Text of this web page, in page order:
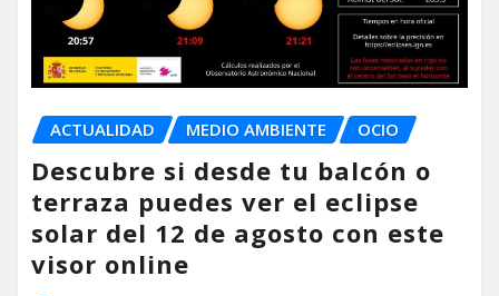
ACTUALIDAD MEDIO AMBIENTE OCIO
Descubre si desde tu balcón o
terraza puedes ver el eclipse
solar del 12 de agosto con este
visor online